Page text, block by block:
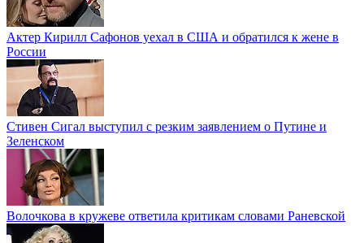
Актер Кирилл Сафонов уехал в США и обратился к жене в
России
Стивен Сигал выступил с резким заявлением о Путине и
Зеленском
Волочкова в кружеве ответила критикам словами Раневской